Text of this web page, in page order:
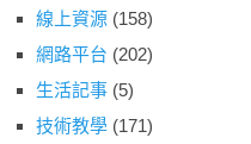
線上資源 (158)
網路平台 (202)
生活記事 (5)
技術教學 (171)